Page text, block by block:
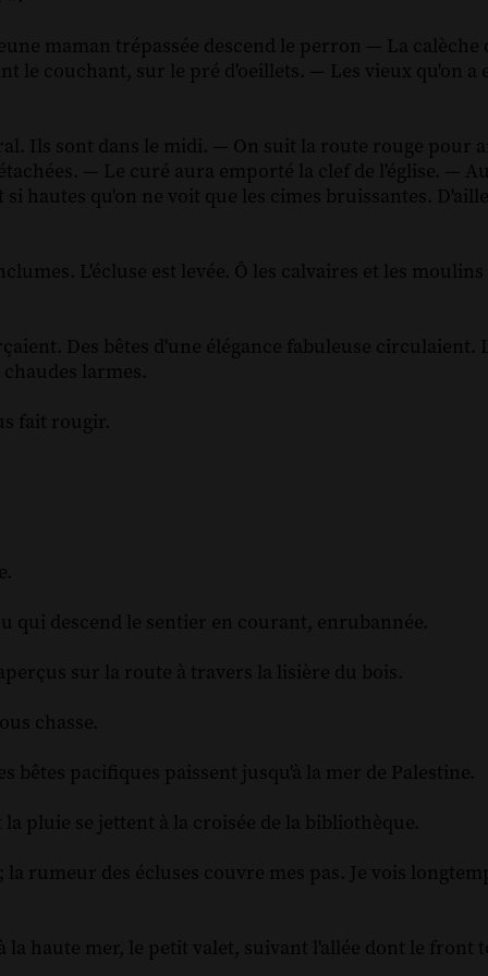
maman trépassée descend le perron — La
le couchant, sur le pré d'oeillets. — Les vieux qu'on a
Ils sont dans le midi. — On suit la route rouge pour
— Le curé aura emporté la clef de l'église. —
hautes qu'on ne voit que les cimes bruissantes.
L'écluse est levée. Ô les calvaires et les
Des bêtes d'une élégance fabuleuse circulaient.
larmes.
fait rougir.
qui descend le sentier en courant, enrubannée.
sur la route à travers la lisière du bois.
chasse.
bêtes pacifiques paissent jusqu'à la mer de Palestine.
pluie se jettent à la croisée de la bibliothèque.
rumeur des écluses couvre mes pas. Je vois
la haute mer, le petit valet, suivant l'allée dont le front